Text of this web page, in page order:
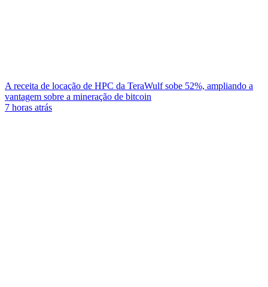
A receita de locação de HPC da TeraWulf sobe 52%, ampliando a
vantagem sobre a mineração de bitcoin
7 horas atrás